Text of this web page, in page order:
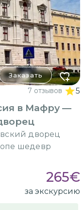
Заказать
7 отзывов 5
в Мафру —
дворец
шедевр
265€
за экскурсию